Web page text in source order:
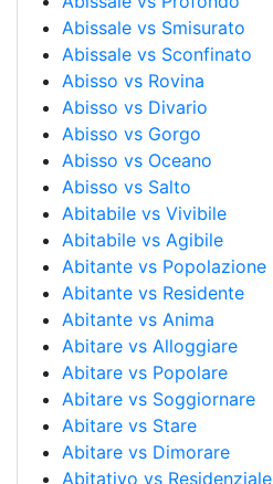
Abissale vs Smisurato
Abissale vs Sconfinato
Abisso vs Rovina
Abisso vs Divario
Abisso vs Gorgo
Abisso vs Oceano
Abisso vs Salto
Abitabile vs Vivibile
Abitabile vs Agibile
Abitante vs Popolazione
Abitante vs Residente
Abitante vs Anima
Abitare vs Alloggiare
Abitare vs Popolare
Abitare vs Soggiornare
Abitare vs Stare
Abitare vs Dimorare
Abitativo vs Residenziale